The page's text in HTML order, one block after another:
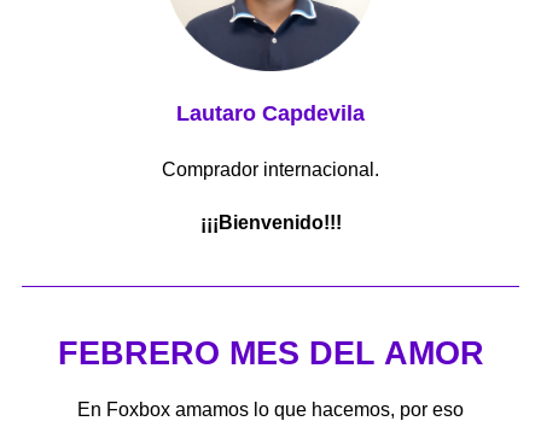
Lautaro Capdevila
Comprador internacional.
¡¡¡Bienvenido!!!
FEBRERO MES DEL AMOR
En Foxbox amamos lo que hacemos, por eso